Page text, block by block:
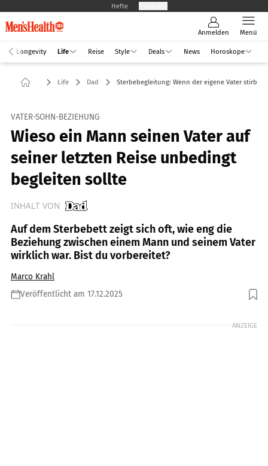
Hefte
Anmelden Menü
Longevity Life Reise Style Deals News Horoskope
Life Dad Sterbebegleitung: Wenn der eigene Vater stirbt
VATER-SOHN-BEZIEHUNG
Wieso ein Mann seinen Vater auf
seiner letzten Reise unbedingt
begleiten sollte
INHALT VON
Auf dem Sterbebett zeigt sich oft, wie eng die
Beziehung zwischen einem Mann und seinem Vater
wirklich war. Bist du vorbereitet?
Marco Krahl
Veröffentlicht am 17.12.2025
Foto: Getty Images / Oliver Rossi
ANZEIGE